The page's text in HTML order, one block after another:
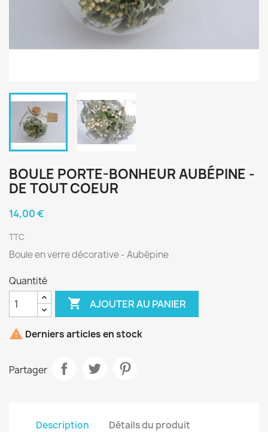
BOULE PORTE-BONHEUR AUBÉPINE -
DE TOUT COEUR
14,00 €
TTC
Boule en verre décorative - Aubépine
Quantité
 AJOUTER AU PANIER
 Derniers articles en stock
Partager
Description Détails du produit